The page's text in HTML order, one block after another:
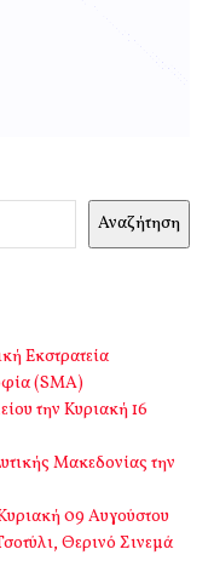
Αναζήτηση
Εκστρατεία
(SMA)
την Κυριακή 16
Μακεδονίας την
09 Αυγούστου
Θερινό Σινεμά